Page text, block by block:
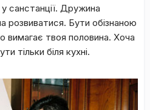
санстанції. Дружина
розвиватися. Бути обізнаною
вимагає твоя половина. Хоча
тільки біля кухні.